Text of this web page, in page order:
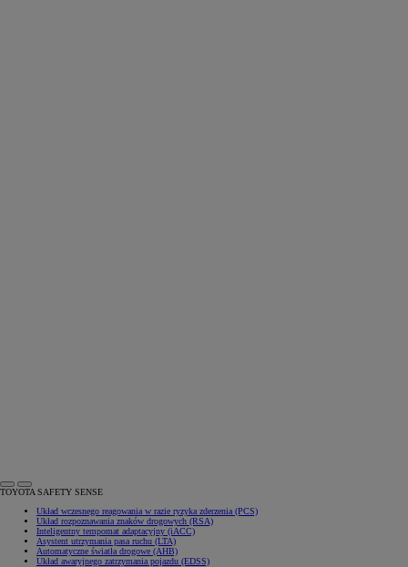
TOYOTA SAFETY SENSE
Układ wczesnego reagowania w razie ryzyka zderzenia (PCS)
Układ rozpoznawania znaków drogowych (RSA)
Inteligentny tempomat adaptacyjny (iACC)
Asystent utrzymania pasa ruchu (LTA)
Automatyczne światła drogowe (AHB)
Układ awaryjnego zatrzymania pojazdu (EDSS)